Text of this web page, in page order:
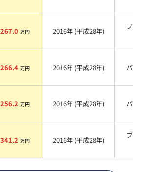
267.0 万円 2016年 (平成28年)
ブラ
266.4 万円 2016年 (平成28年) パール
256.2 万円 2016年 (平成28年) パール
341.2 万円 2016年 (平成28年)
ブラ